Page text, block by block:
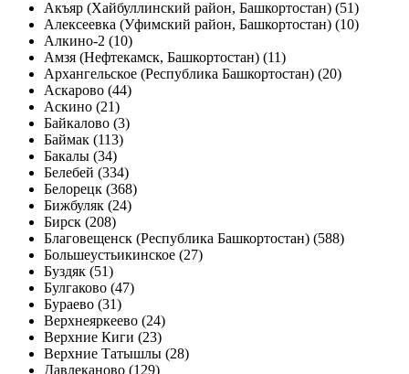
Акъяр (Хайбуллинский район, Башкортостан) (51)
Алексеевка (Уфимский район, Башкортостан) (10)
Алкино-2 (10)
Амзя (Нефтекамск, Башкортостан) (11)
Архангельское (Республика Башкортостан) (20)
Аскарово (44)
Аскино (21)
Байкалово (3)
Баймак (113)
Бакалы (34)
Белебей (334)
Белорецк (368)
Бижбуляк (24)
Бирск (208)
Благовещенск (Республика Башкортостан) (588)
Большеустьикинское (27)
Буздяк (51)
Булгаково (47)
Бураево (31)
Верхнеяркеево (24)
Верхние Киги (23)
Верхние Татышлы (28)
Давлеканово (129)